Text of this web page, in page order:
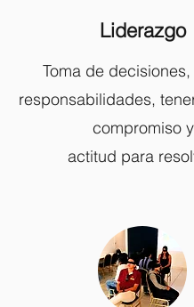
Ruta deLiderazgo
Toma de
responsabilidades,
compromiso y
actitud para